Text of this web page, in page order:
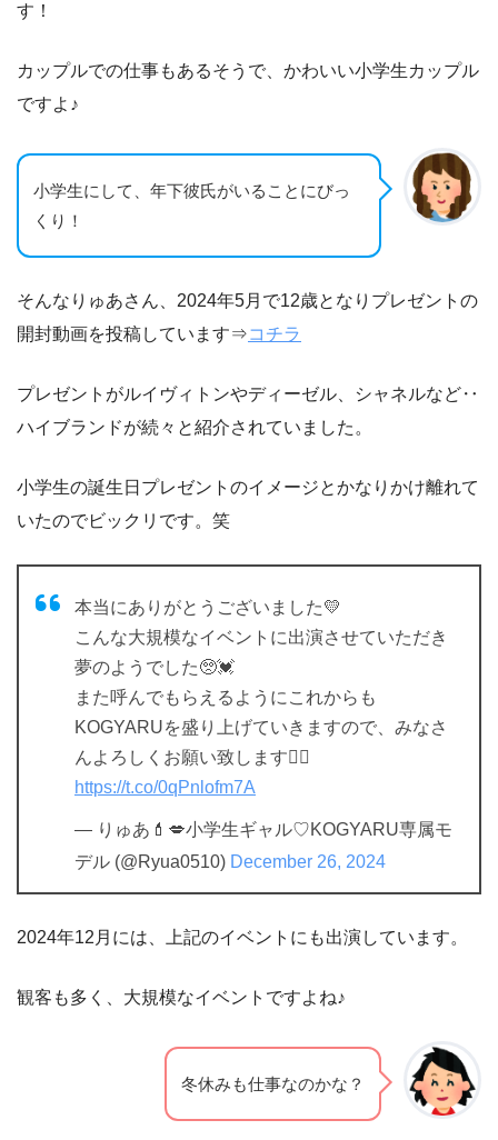
す！
カップルでの仕事もあるそうで、かわいい小学生カップル
ですよ♪
小学生にして、年下彼氏がいることにびっ
くり！
そんなりゅあさん、2024年5月で12歳となりプレゼントの
開封動画を投稿しています⇒コチラ
プレゼントがルイヴィトンやディーゼル、シャネルなど‥
ハイブランドが続々と紹介されていました。
小学生の誕生日プレゼントのイメージとかなりかけ離れて
いたのでビックリです。笑
本当にありがとうございました💛
こんな大規模なイベントに出演させていただき
夢のようでした🥺💓
また呼んでもらえるようにこれからも
KOGYARUを盛り上げていきますので、みなさ
んよろしくお願い致します🙇‍♀️
https://t.co/0qPnlofm7A
— りゅあ💄💋小学生ギャル♡KOGYARU専属モ
デル (@Ryua0510) December 26, 2024
2024年12月には、上記のイベントにも出演しています。
観客も多く、大規模なイベントですよね♪
冬休みも仕事なのかな？